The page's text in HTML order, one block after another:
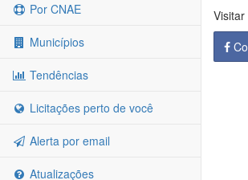
Por CNAE
Municípios
Tendências
Licitações perto de você
Alerta por email
Atualizações